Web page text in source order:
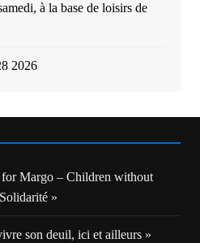
à la base de loisirs de
2026
for Margo – Children without
»
son deuil, ici et ailleurs »